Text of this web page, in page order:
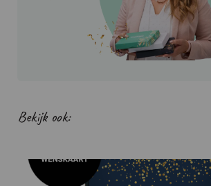
Bekijk ook: